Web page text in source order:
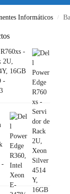
Informáticos /
-
2U,
16GB
-
-